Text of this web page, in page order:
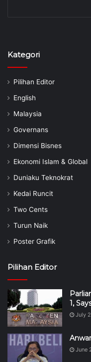
Kategori
Pilihan Editor
English
Malaysia
Governans
Dimensi Bisnes
Ekonomi Islam & Global
Duniaku Teknokrat
Kedai Runcit
Two Cents
Turun Naik
Poster Grafik
Pilihan Editor
1,
July
June